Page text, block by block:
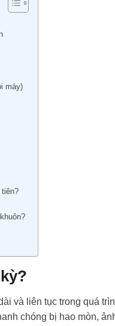
máy)
và liên tục trong quá
chóng bị hao mòn,